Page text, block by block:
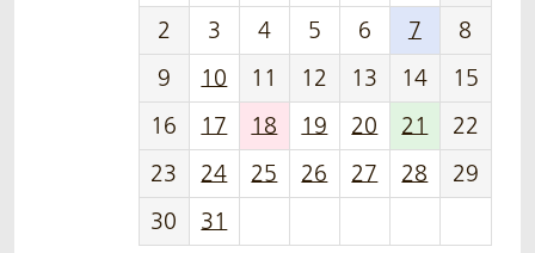
2
3 4 5 6 7
8
9
10 11 12 13 14
15
16
17 18 19 20 21
22
23
24 25 26 27 28
29
30
31